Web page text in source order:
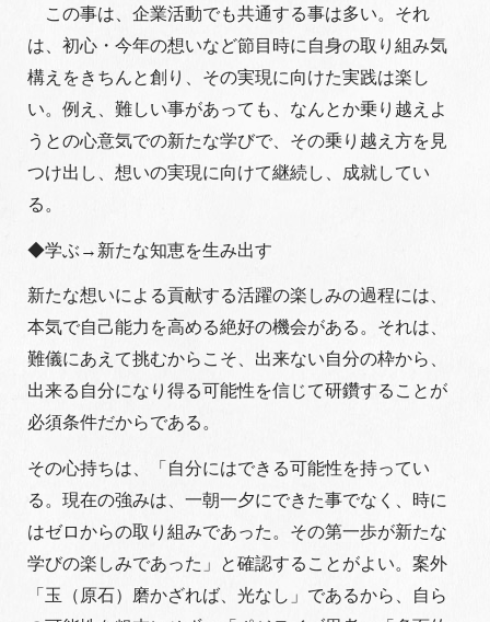
この事は、企業活動でも共通する事は多い。それ
は、初心・今年の想いなど節目時に自身の取り組み気
構えをきちんと創り、その実現に向けた実践は楽し
い。例え、難しい事があっても、なんとか乗り越えよ
うとの心意気での新たな学びで、その乗り越え方を見
つけ出し、想いの実現に向けて継続し、成就してい
る。
◆学ぶ→新たな知恵を生み出す
新たな想いによる貢献する活躍の楽しみの過程には、
本気で自己能力を高める絶好の機会がある。それは、
難儀にあえて挑むからこそ、出来ない自分の枠から、
出来る自分になり得る可能性を信じて研鑽することが
必須条件だからである。
その心持ちは、「自分にはできる可能性を持ってい
る。現在の強みは、一朝一夕にできた事でなく、時に
はゼロからの取り組みであった。その第一歩が新たな
学びの楽しみであった」と確認することがよい。案外
「玉（原石）磨かざれば、光なし」であるから、自ら